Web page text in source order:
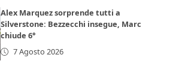
Alex Marquez sorprende tutti a
Silverstone: Bezzecchi insegue, Marc
chiude 6°
7 Agosto 2026